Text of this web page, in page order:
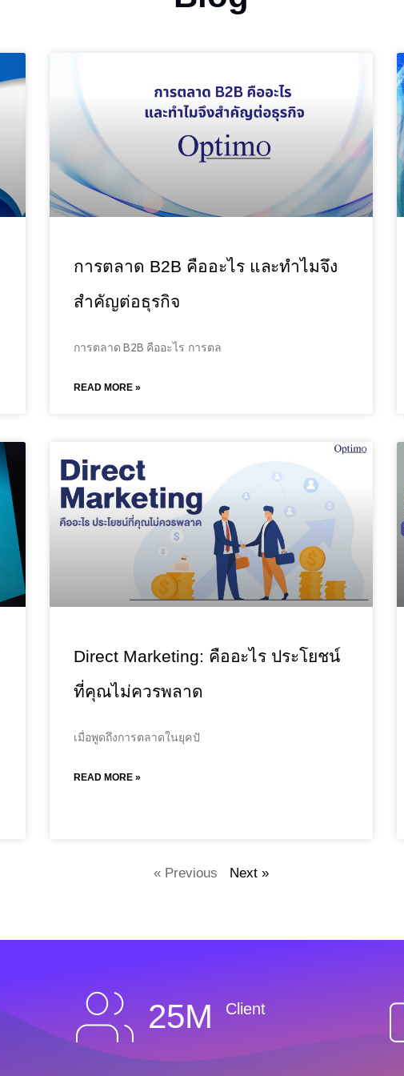
การตลาด B2B คืออะไร และทำไมจึง
สำคัญต่อธุรกิจ
การตลาด B2B คืออะไร การตล
READ MORE »
Direct Marketing: คืออะไร ประโยชน์
ที่คุณไม่ควรพลาด
เมื่อพูดถึงการตลาดในยุคปั
READ MORE »
« Previous Next »
25M Client